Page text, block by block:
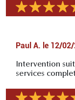
Paul A. le 12/
Intervention
services